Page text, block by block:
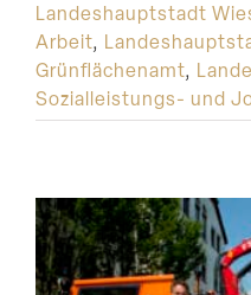
Landeshauptstadt
Arbeit,
Grünflächenamt,
Sozialleistungs- und